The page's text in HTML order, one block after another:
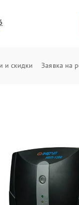
и скидки Заявка на